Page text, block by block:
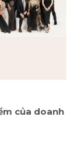
của doanh